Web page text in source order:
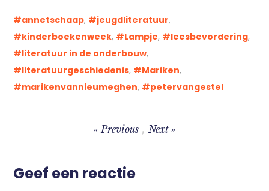
annetschaap, jeugdliteratuur,
kinderboekenweek, Lampje, leesbevordering,
literatuur in de onderbouw,
literatuurgeschiedenis, Mariken,
marikenvannieumeghen, petervangestel
navigatie
Previous Next
Geef een reactie